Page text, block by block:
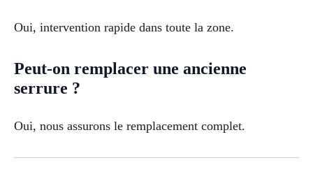
Oui, intervention rapide dans toute la zone.
Peut-on remplacer une ancienne
serrure ?
Oui, nous assurons le remplacement complet.